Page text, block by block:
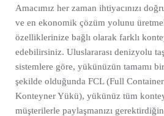
Amacımız her zaman ihtiyacınızı
ve en ekonomik çözüm yolunu
özelliklerinize bağlı olarak farklı
edebilirsiniz. Uluslararası denizyolu
sistemlere göre, yükünüzün tamamı
şekilde olduğunda FCL (Full
Konteyner Yükü), yükünüz tüm
müşterilerle paylaşmanızı